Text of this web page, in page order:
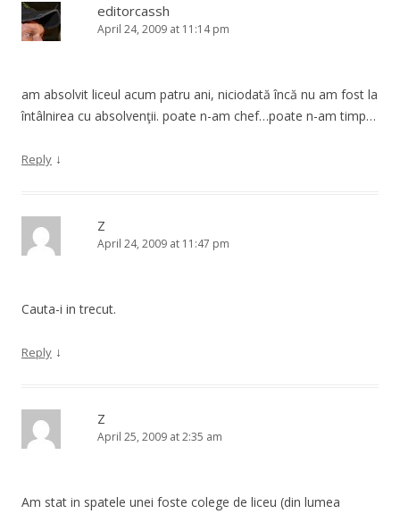
editorcassh
April 24, 2009 at 11:14 pm
am absolvit liceul acum patru ani, niciodată încă nu am fost la
întâlnirea cu absolvenţii. poate n-am chef…poate n-am timp…
Reply ↓
Z
April 24, 2009 at 11:47 pm
Cauta-i in trecut.
Reply ↓
Z
April 25, 2009 at 2:35 am
Am stat in spatele unei foste colege de liceu (din lumea